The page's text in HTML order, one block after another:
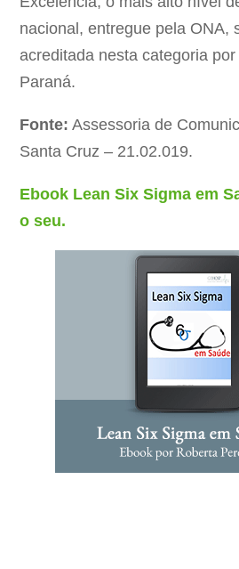
nacional, entregue pela ONA,
acreditada nesta categoria
Paraná.
Fonte: Assessoria de
Santa Cruz – 21.02.019.
Ebook Lean Six Sigma em
o seu.